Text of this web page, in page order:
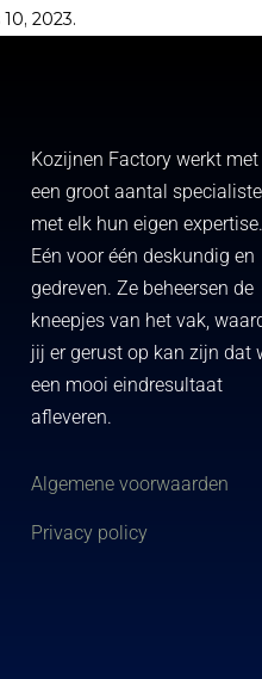
2023.
Kozijnen Factory werkt met
een groot aantal
met elk hun eigen expertise.
Eén voor één deskundig en
gedreven. Ze beheersen de
kneepjes van het vak,
jij er gerust op kan zijn dat
een mooi eindresultaat
afleveren.
Algemene voorwaarden
Privacy policy